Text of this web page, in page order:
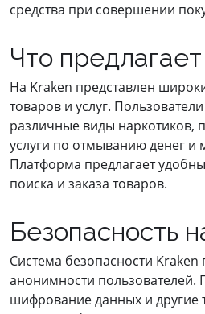
средства при совершении
Что
На Kraken представлен
товаров и услуг.
различные виды наркотиков,
услуги по отмыванию денег и
Платформа предлагает
поиска и заказа товаров.
Безопасность
Система безопасности Kraken
анонимности пользователей.
шифрование данных и другие